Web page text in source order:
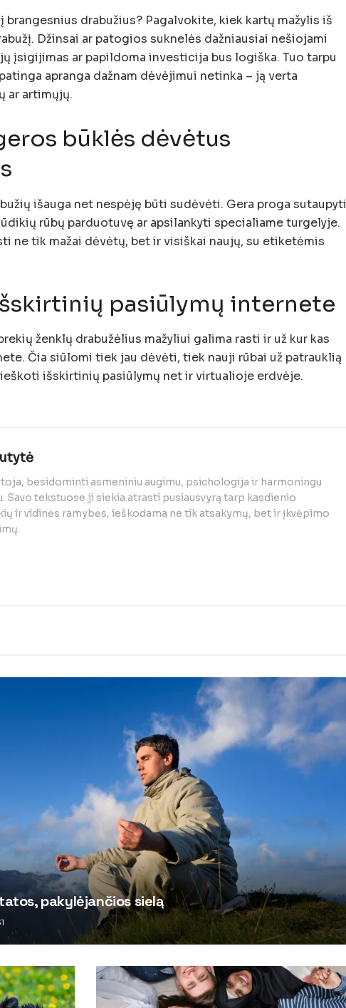
brangesnius drabužius? Pagalvokite, kiek kartų mažylis iš
Džinsai ar patogios suknelės dažniausiai nešiojami
įsigijimas ar papildoma investicija bus logiška. Tuo tarpu
apranga dažnam dėvėjimui netinka – ją verta
ar artimųjų.
būklės dėvėtus
išauga net nespėję būti sudėvėti. Gera proga sutaupyti
rūbų parduotuvę ar apsilankyti specialiame turgelyje.
ne tik mažai dėvėtų, bet ir visiškai naujų, su etiketėmis
pasiūlymų internete
ženklų drabužėlius mažyliui galima rasti ir už kur kas
Čia siūlomi tiek jau dėvėti, tiek nauji rūbai už patrauklią
išskirtinių pasiūlymų net ir virtualioje erdvėje.
besidominti asmeniniu augimu, psichologija ir harmoningu
Savo tekstuose ji siekia atrasti pusiausvyrą tarp kasdienio
ir vidinės ramybės, ieškodama ne tik atsakymų, bet ir įkvėpimo
pakylėjančios sielą